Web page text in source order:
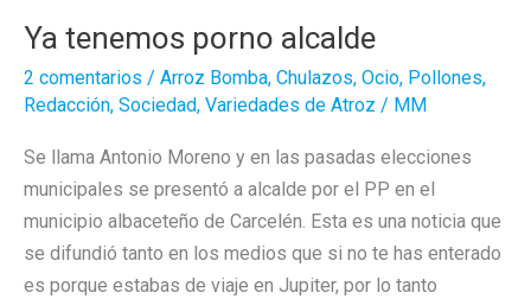
Ya tenemos porno alcalde
2 comentarios / Arroz Bomba, Chulazos, Ocio, Pollones,
Redacción, Sociedad, Variedades de Atroz / MM
Se llama Antonio Moreno y en las pasadas elecciones
municipales se presentó a alcalde por el PP en el
municipio albaceteño de Carcelén. Esta es una noticia que
se difundió tanto en los medios que si no te has enterado
es porque estabas de viaje en Jupiter, por lo tanto